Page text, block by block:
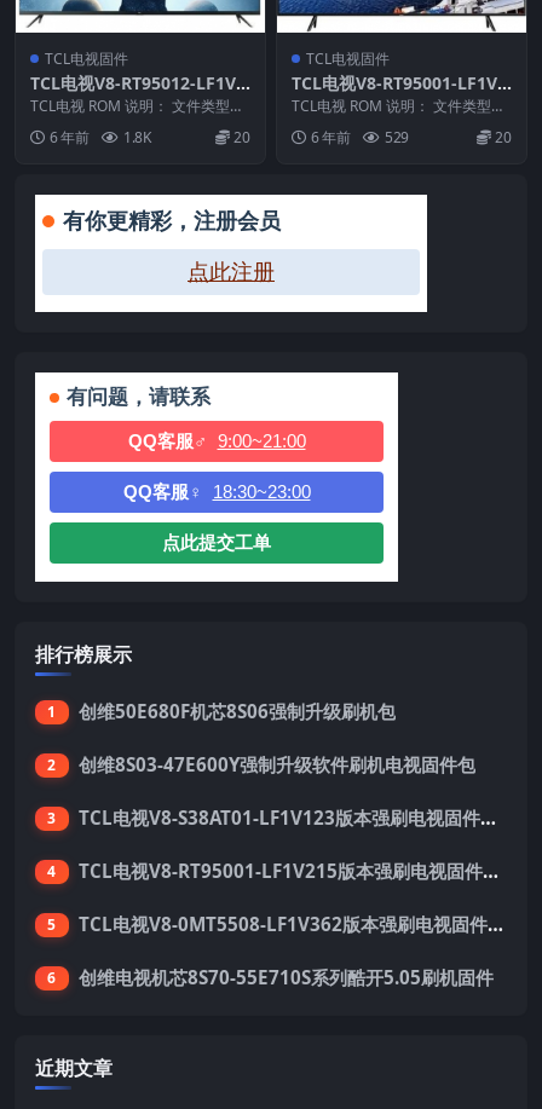
TCL电视固件
TCL电视V8-RT95012-LF1V0
26版本强刷电视固件包下载
TCL电视 ROM 说明： 文件类型：i
mg 适用机芯：RT95 适用机型：E
5... 6 年前 1.8K 20
TCL电视固件
TCL电视V8-RT95001-LF1V0
49版本强刷电视固件包下载
TCL电视 ROM 说明： 文件类型：i
———————...
6 年前 529 20
有你更精彩，注册会员
点此注册
有问题，请联系
QQ客服♂ 9:00~21:00
QQ客服♀ 18:30~23:00
点此提交工单
排行榜展示
1 创维50E680F机芯8S06强制升级刷机包
2 创维8S03-47E600Y强制升级软件刷机电视固件包
3 TCL电视V8-S38AT01-LF1V123版本强刷电视固件包下载
4 TCL电视V8-RT95001-LF1V215版本强刷电视固件包下载
5 TCL电视V8-0MT5508-LF1V362版本强刷电视固件包下载
6 创维电视机芯8S70-55E710S系列酷开5.05刷机固件
近期文章